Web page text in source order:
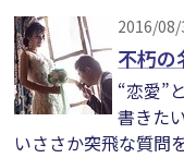
2016/08/
不朽の
“恋愛”
書きた
いささか突飛な質問